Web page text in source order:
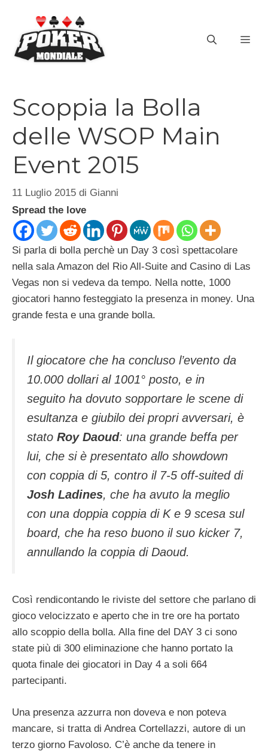
contenuto
Scoppia la Bolla
delle WSOP Main
Event 2015
11 Luglio 2015 di Gianni
Spread the love
Si parla di bolla perchè un Day 3 così spettacolare
nella sala Amazon del Rio All-Suite and Casino di Las
Vegas non si vedeva da tempo. Nella notte, 1000
giocatori hanno festeggiato la presenza in money. Una
grande festa e una grande bolla.
Il giocatore che ha concluso l’evento da
10.000 dollari al 1001° posto, e in
seguito ha dovuto sopportare le scene di
esultanza e giubilo dei propri avversari, è
stato Roy Daoud: una grande beffa per
lui, che si è presentato allo showdown
con coppia di 5, contro il 7-5 off-suited di
Josh Ladines, che ha avuto la meglio
con una doppia coppia di K e 9 scesa sul
board, che ha reso buono il suo kicker 7,
annullando la coppia di Daoud.
Così rendicontando le riviste del settore che parlano di
gioco velocizzato e aperto che in tre ore ha portato
allo scoppio della bolla. Alla fine del DAY 3 ci sono
state più di 300 eliminazione che hanno portato la
quota finale dei giocatori in Day 4 a soli 664
partecipanti.
Una presenza azzurra non doveva e non poteva
mancare, si tratta di Andrea Cortellazzi, autore di un
terzo giorno Favoloso. C’è anche da tenere in